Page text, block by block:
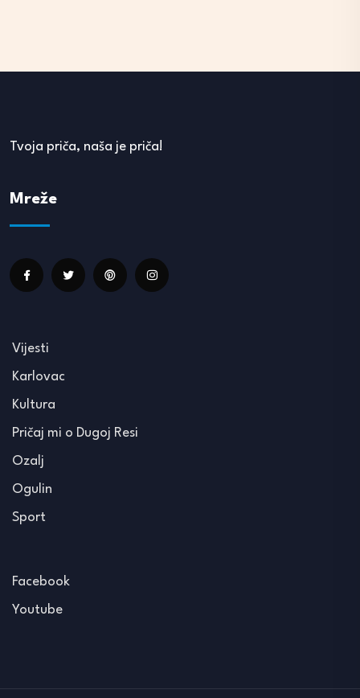
Tvoja priča, naša je priča!
Mreže
Vijesti
Karlovac
Kultura
Pričaj mi o Dugoj Resi
Ozalj
Ogulin
Sport
Facebook
Youtube